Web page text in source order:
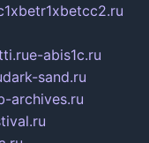
e-abis1c.ru
dark-sand.ru
archives.ru